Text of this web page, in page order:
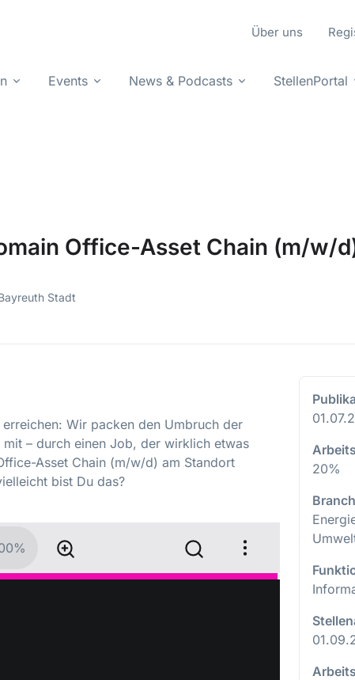
Über uns
Events News & Podcasts StellenPortal
Office-Asset Chain (m/w/
Stadt
Wir packen den Umbruch der
– durch einen Job, der wirklich etwas
Asset Chain (m/w/d) am Standort
bist Du das?
20%